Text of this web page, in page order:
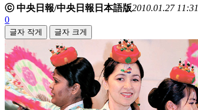
ⓒ 中央日報/中央日報日本語版2010.01.27 11:31
0
글자 작게 글자 크게